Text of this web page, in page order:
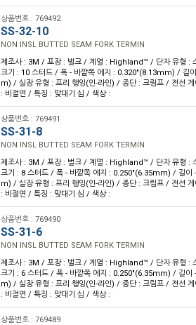
상품번호 : 769492
SS-32-10
NON INSL BUTTED SEAM FORK TERMIN
제조사 : 3M / 포장 : 벌크 / 계열 : Highland™ / 단자 유형 :
크기 : 10 스터드 / 폭 - 바깥쪽 에지 : 0.320"(8.13mm) / 길
m) / 실장 유형 : 프리 행잉(인-라인) / 종단 : 크림프 / 전선
: 비절연 / 특징 : 맞대기 심 / 색상 :
상품번호 : 769491
SS-31-8
NON INSL BUTTED SEAM FORK TERMIN
제조사 : 3M / 포장 : 벌크 / 계열 : Highland™ / 단자 유형 :
크기 : 8 스터드 / 폭 - 바깥쪽 에지 : 0.250"(6.35mm) / 길
m) / 실장 유형 : 프리 행잉(인-라인) / 종단 : 크림프 / 전선
: 비절연 / 특징 : 맞대기 심 / 색상 :
상품번호 : 769490
SS-31-6
NON INSL BUTTED SEAM FORK TERMIN
제조사 : 3M / 포장 : 벌크 / 계열 : Highland™ / 단자 유형 :
크기 : 6 스터드 / 폭 - 바깥쪽 에지 : 0.250"(6.35mm) / 길
m) / 실장 유형 : 프리 행잉(인-라인) / 종단 : 크림프 / 전선
: 비절연 / 특징 : 맞대기 심 / 색상 :
상품번호 : 769489